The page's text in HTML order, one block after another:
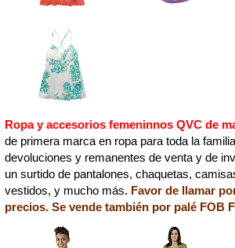
Ropa y accesorios femeninnos QVC de
de primera marca en ropa para toda la
devoluciones y remanentes de venta y de
un surtido de pantalones, chaquetas,
vestidos, y mucho más. Favor de llamar
precios. Se vende también por palé FOB